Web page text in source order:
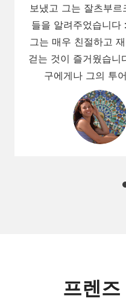
보냈고 그는 잘츠부
들을 알려주었습니다
그는 매우 친절하고
걷는 것이 즐거웠습니
구에게나 그의 투
프렌